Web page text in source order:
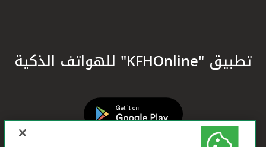
تطبيق "KFHOnline" للهواتف الذكية